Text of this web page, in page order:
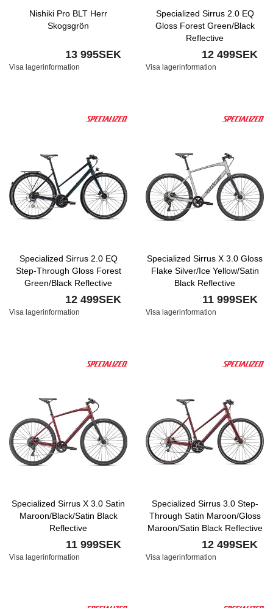
Nishiki Pro BLT Herr
Skogsgrön
13 995SEK
Visa lagerinformation
Specialized Sirrus 2.0 EQ
Gloss Forest Green/Black
Reflective
12 499SEK
Visa lagerinformation
Specialized Sirrus 2.0 EQ
Step-Through Gloss Forest
Green/Black Reflective
12 499SEK
Visa lagerinformation
Specialized Sirrus X 3.0 Gloss
Flake Silver/Ice Yellow/Satin
Black Reflective
11 999SEK
Visa lagerinformation
Specialized Sirrus X 3.0 Satin
Maroon/Black/Satin Black
Reflective
11 999SEK
Visa lagerinformation
Specialized Sirrus 3.0 Step-
Through Satin Maroon/Gloss
Maroon/Satin Black Reflective
12 499SEK
Visa lagerinformation